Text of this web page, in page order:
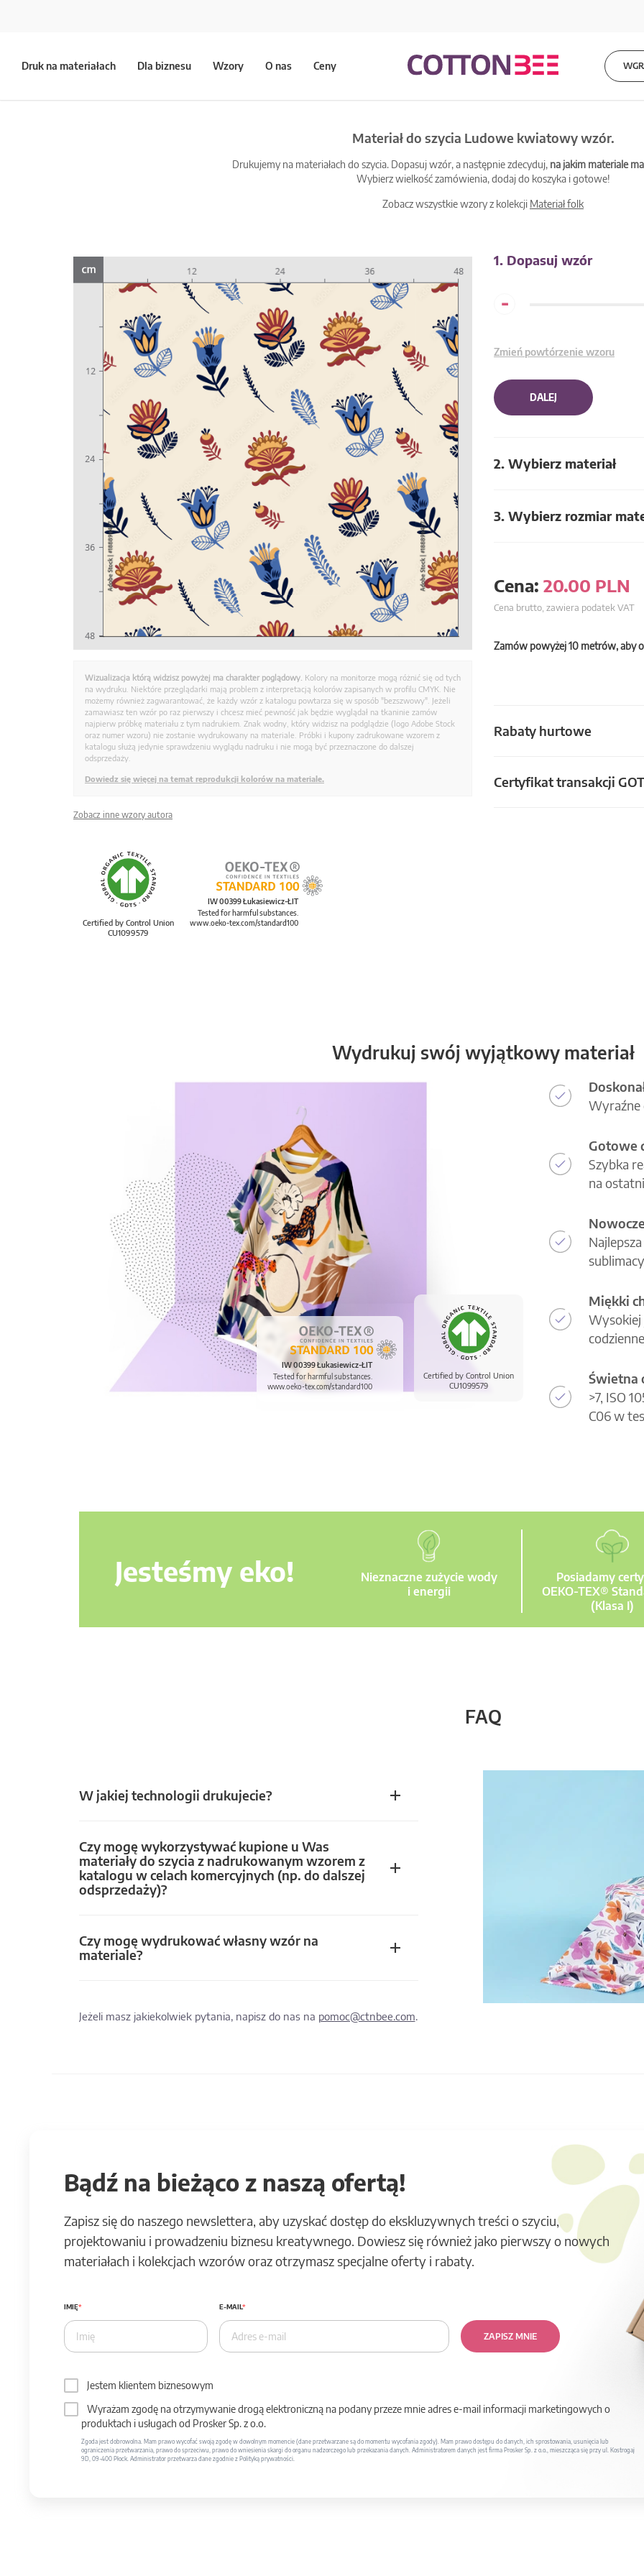
Druk na materiałach Dla biznesu Wzory O nas Ceny
Materiał do szycia Ludowe kwiatowy wzór.
Drukujemy na materiałach do szycia. Dopasuj wzór, a następnie zdecyduj, na jakim materiale
Wybierz wielkość zamówienia, dodaj do koszyka i gotowe!
Zobacz wszystkie wzory z kolekcji Materiał folk
1. Dopasuj wzór
-
Zmień powtórzenie wzoru
DALEJ
2. Wybierz materiał
3. Wybierz rozmiar
Cena: 20.00 PLN
Cena brutto, zawiera podatek VAT
Zamów powyżej 10 metrów, aby
Rabaty hurtowe
Certyfikat transakcji
Wizualizacja którą widzisz powyżej ma charakter poglądowy. Kolory na monitorze mogą różnić się od tych
na wydruku. Niektóre przeglądarki mają problem z interpretacją kolorów zapisanych w profilu CMYK. Nie
możemy również zagwarantować, że każdy wzór z katalogu powtarza się w sposób "bezszwowy". Jeżeli
zamawiasz ten wzór po raz pierwszy i chcesz mieć pewność jak będzie wyglądał na tkaninie zamów
najpierw próbkę materiału z tym nadrukiem. Znak wodny, który widzisz na podglądzie (logo Adobe Stock
oraz numer wzoru) nie zostanie wydrukowany na materiale. Próbki i kupony zadrukowane wzorem z
katalogu służą jedynie sprawdzeniu wyglądu nadruku i nie mogą być przeznaczone do dalszej
odsprzedaży.
Dowiedz się więcej na temat reprodukcji kolorów na materiale.
Zobacz inne wzory autora
Certified by Control Union
CU1099579
IW 00399 Łukasiewicz-ŁIT
Tested for harmful substances.
www.oeko-tex.com/standard100
Wydrukuj swój wyjątkowy materiał
Certified by Control Union
CU1099579
IW 00399 Łukasiewicz-ŁIT
Tested for harmful substances.
www.oeko-tex.com/standard100
Wyraźne
Gotowe
Szybka
na
Miękki
Wysokiej
Świetna
>7, ISO
C06 w
Jesteśmy eko!
Nieznaczne zużycie wody
i energii
Posiadamy
OEKO-TEX®
(Klasa I)
FAQ
W jakiej technologii drukujecie?
Czy mogę wykorzystywać kupione u Was
materiały do szycia z nadrukowanym wzorem z
katalogu w celach komercyjnych (np. do dalszej
odsprzedaży)?
Czy mogę wydrukować własny wzór na
materiale?
Jeżeli masz jakiekolwiek pytania, napisz do nas na pomoc@ctnbee.com.
Bądź na bieżąco z naszą ofertą!
Zapisz się do naszego newslettera, aby uzyskać dostęp do ekskluzywnych treści o szyciu,
projektowaniu i prowadzeniu biznesu kreatywnego. Dowiesz się również jako pierwszy o nowych
materiałach i kolekcjach wzorów oraz otrzymasz specjalne oferty i rabaty.
IMIĘ E-MAIL
ZAPISZ MNIE
Jestem klientem biznesowym
Wyrażam zgodę na otrzymywanie drogą elektroniczną na podany przeze mnie adres e-mail informacji marketingowych o
produktach i usługach od Prosker Sp. z o.o.
Zgoda jest dobrowolna. Mam prawo wycofać swoją zgodę w dowolnym momencie (dane przetwarzane są do momentu wycofania zgody). Mam prawo dostępu do danych, ich sprostowania, usunięcia lub
ograniczenia przetwarzania, prawo do sprzeciwu, prawo do wniesienia skargi do organu nadzorczego lub przekazania danych. Administratorem danych jest firma Prosker Sp. z o.o., mieszcząca się przy ul. Kostrogaj
9D, 09-400 Płock. Administrator przetwarza dane zgodnie z Polityką prywatności.